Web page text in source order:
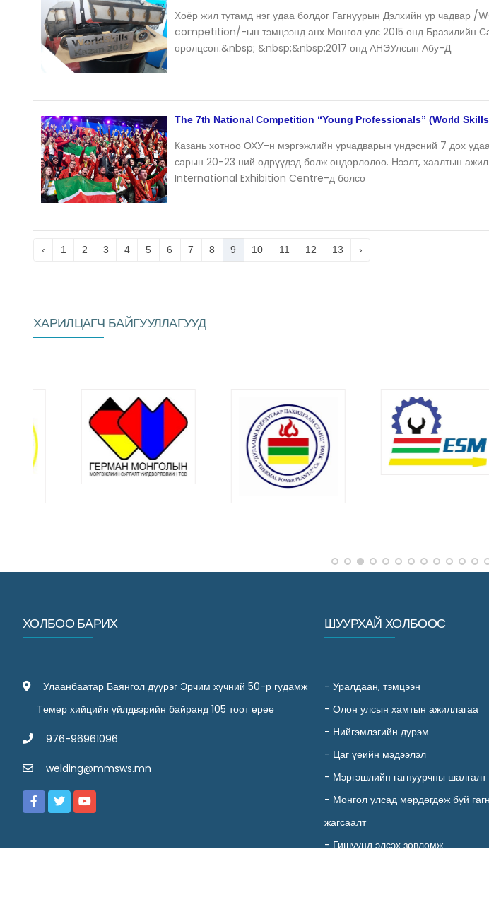
Хоёр жил тутамд нэг удаа болдог Гагнуурын Дэлхийн ур чадвар /
competition/-ын тэмцээнд анх Монгол улс 2015 онд Бразилийн
оролцсон.&nbsp; &nbsp;&nbsp;2017 онд АНЭУлсын Абу-Д
The 7th National Competition “Young Professionals” (World
Казань хотноо ОХУ-н мэргэжлийн урчадварын үндэсний 7 дох
сарын 20-23 ний өдрүүдэд болж өндөрлөлөө. Нээлт, хаалтын
International Exhibition Centre-д болсо
‹ 1 2 3 4 5 6 7 8 9 10 11 12 13 ›
ХАРИЛЦАГЧ БАЙГУУЛЛАГУУД
ХОЛБОО БАРИХ
Улаанбаатар Баянгол дүүрэг Эрчим хүчний 50-р гудамж
Төмөр хийцийн үйлдвэрийн байранд 105 тоот өрөө
976-96961096
welding@mmsws.mn
ШУУРХАЙ ХОЛБООС
- Уралдаан, тэмцээн
- Олон улсын хамтын ажиллагаа
- Нийгэмлэгийн дүрэм
- Цаг үеийн мэдээлэл
- Мэргэшлийн гагнуурчны шалгалт
- Монгол улсад мөрдөгдөж буй
жагсаалт
-Гишүүнд элсэх зөвлөмж